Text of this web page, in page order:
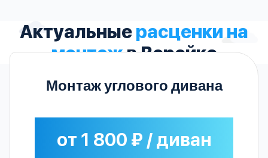
Актуальныерасценки на
монтажв Верейке
Монтаж углового дивана
от 1 800 ₽ / диван